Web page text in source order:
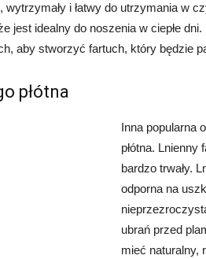
wytrzymały i łatwy do utrzymania w
jest idealny do noszenia w ciepłe
aby stworzyć fartuch, który będzie
płótna
Inna popularna
płótna.
bardzo trwały.
odporna na
ubrań przed
mieć naturalny,